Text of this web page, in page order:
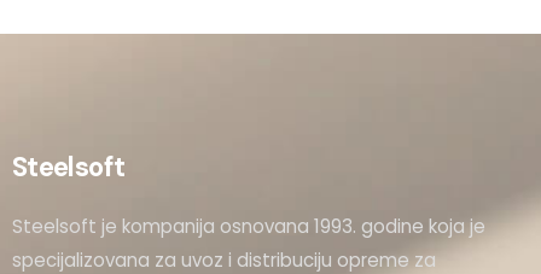
Steelsoft
Steelsoft je kompanija osnovana 1993. godine koja je
specijalizovana za uvoz i distribuciju opreme za